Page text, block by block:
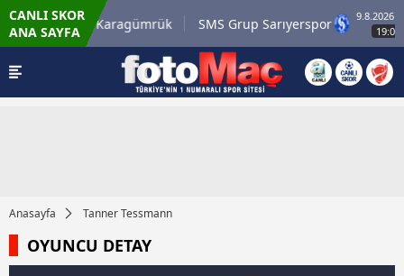
CANLI SKOR
ANA SAYFA
Misirli.com.tr Karagümrük SMS Grup Sarıyerspor
9.8.2026 -
19:00
Anasayfa Tanner Tessmann
OYUNCU DETAY